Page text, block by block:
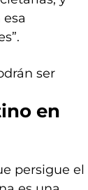
ser
en
persigue el